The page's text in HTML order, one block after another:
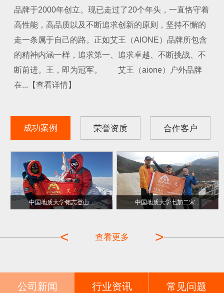
品牌于2000年创立。现已走过了20个年头，一直恪守着
高性能，高品质以及不断追求创新的原则，坚持不懈的
走一条属于自己的路。正如艾王（AIONE）品牌所包含
的精神内涵一样，追求第一、追求卓越、不断挑战、不
断前进。王，即为冠军。 艾王（aione）户外品牌
在...【查看详情】
成功案例 荣誉资质 合作客户
中国地质大学铭志登山... 中国地质大学七加二宋...
>
查看更多
<
公司新闻 行业资讯 常见问题